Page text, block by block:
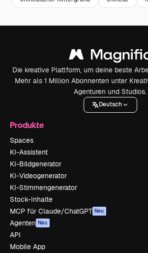
Die kreative Plattform, um deine beste
Mehr als 1 Million Abonnenten unter
Agenturen und Studios.
Deutsch
Produkte
Spaces
KI-Assistent
KI-Bildgenerator
KI-Videogenerator
KI-Stimmengenerator
Stock-Inhalte
MCP für Claude/ChatGPT Neu
Agenten Neu
API
Mobile App